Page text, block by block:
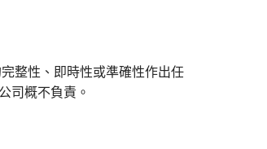
整性、即時性或準確性作出任
司概不負責。